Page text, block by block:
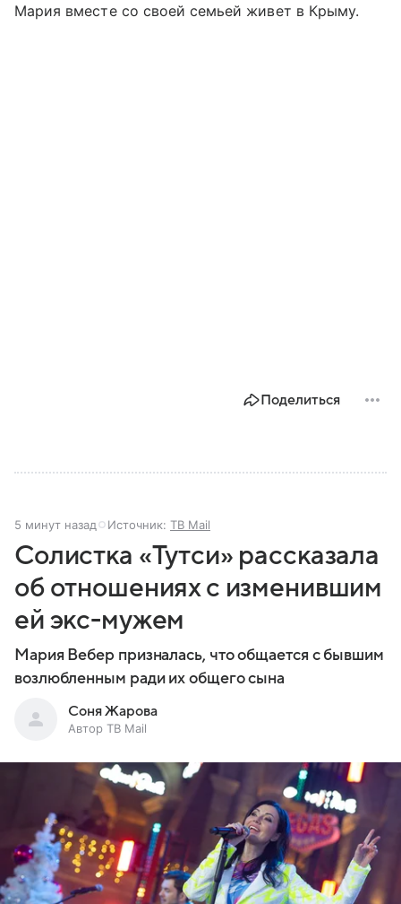
Мария вместе со своей семьей живет в Крыму.
Поделиться
5 минут назад Источник: ТВ Mail
Солистка «Тутси» рассказала
об отношениях с изменившим
ей экс-мужем
Мария Вебер призналась, что общается с бывшим
возлюбленным ради их общего сына
Соня Жарова
Автор ТВ Mail